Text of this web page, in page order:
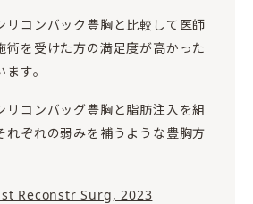
リコンバック豊胸と比較して医師
術を受けた方の満足度が高かった
す。
リコンバッグ豊胸と脂肪注入を組
れぞれの弱みを補うような豊胸方
Reconstr Surg, 2023